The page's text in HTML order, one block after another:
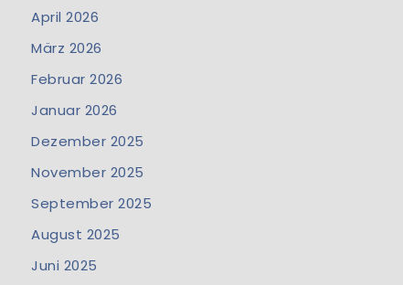
April 2026
März 2026
Februar 2026
Januar 2026
Dezember 2025
November 2025
September 2025
August 2025
Juni 2025